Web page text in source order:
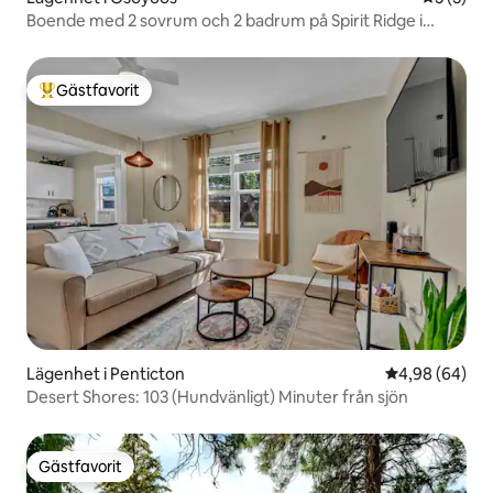
Boende med 2 sovrum och 2 badrum på Spirit Ridge i
Populär gästfavorit
Gästfavorit
Lägenhet i Penticton 4,98 av 5 i
4,98 (64)
Desert Shores: 103 (Hundvänligt) Minuter från sjön
Gästfavorit
Gästfavorit